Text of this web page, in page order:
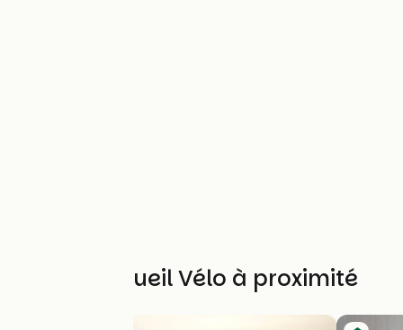
Autres Accueil Vélo à proximité